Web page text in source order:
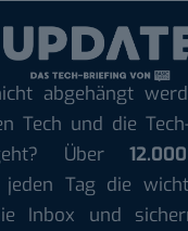
abgehängt
Tech und die
Über
jeden Tag die
Inbox und